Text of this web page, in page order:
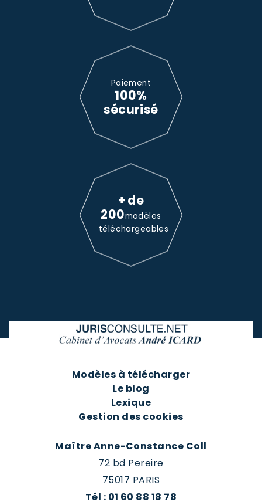
Paiement
100%
sécurisé
+ de
200modèles
téléchargeables
Modèles à télécharger
Le blog
Lexique
Gestion des cookies
Maître Anne-Constance Coll
72 bd Pereire
75017 PARIS
Tél : 01 60 88 18 78